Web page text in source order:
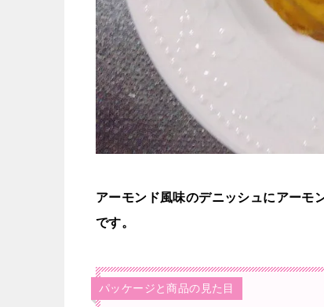
アーモンド風味のデニッシュにアーモ
です。
パッケージと商品の見た目